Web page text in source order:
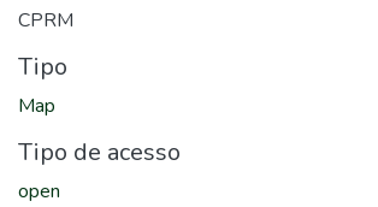
CPRM
Tipo
Map
Tipo de acesso
open